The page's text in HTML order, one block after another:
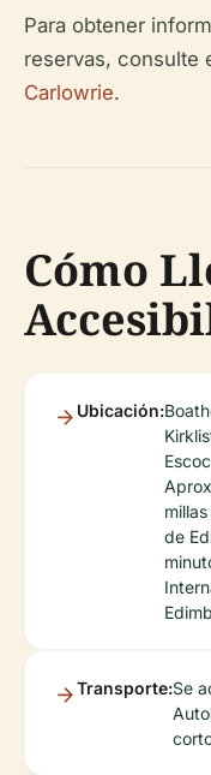
Para obtener
reservas, consulte
Carlowrie.
Cómo
Ubicación:
de
Transporte:Se